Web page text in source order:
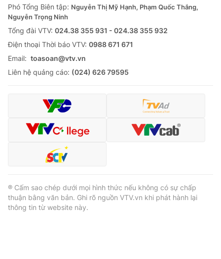
Phó Tổng Biên tập: Nguyễn Thị Mỹ Hạnh, Phạm Quốc Thắng,
Nguyễn Trọng Ninh
Tổng đài VTV: 024.38 355 931 - 024.38 355 932
Ðiện thoại Thời báo VTV: 0988 671 671
Email: toasoan@vtv.vn
Liên hệ quảng cáo: (024) 626 79595
® Cấm sao chép dưới mọi hình thức nếu không có sự chấp
thuận bằng văn bản. Ghi rõ nguồn VTV.vn khi phát hành lại
thông tin từ website này.